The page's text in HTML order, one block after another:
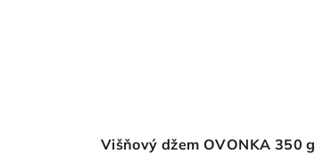
Višňový džem OVONKA 350 g